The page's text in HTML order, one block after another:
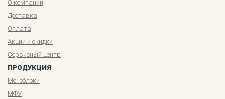
О компании
Доставка
Оплата
Акции и скидки
Сервисный центр
ПРОДУКЦИЯ
Моноблоки
МФУ